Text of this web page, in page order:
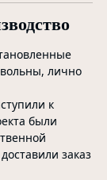
лично
к
были
заказ